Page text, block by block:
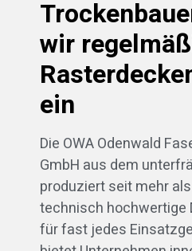
wir
ein
Die OWA Odenwald
GmbH aus dem
produziert seit mehr
technisch hochwertige
für fast jedes